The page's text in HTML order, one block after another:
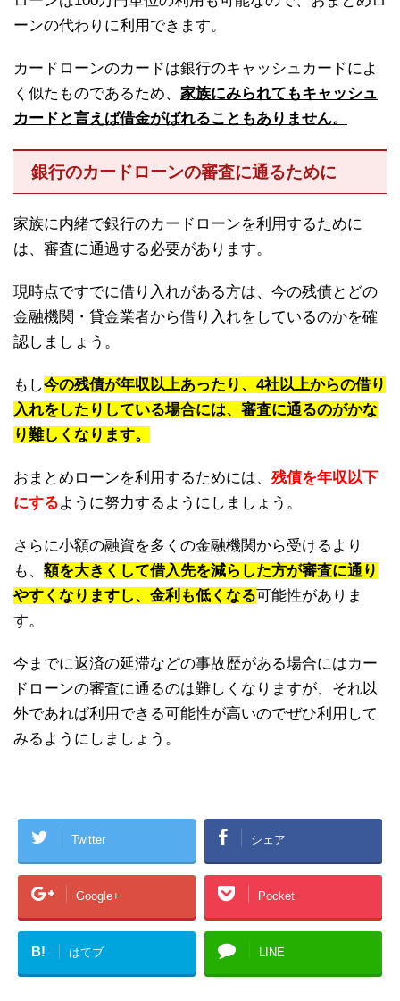
ーンの代わりに利用できます。
カードローンのカードは銀行のキャッシュカードによ
く似たものであるため、 家族にみられてもキャッシュ
カードと言えば借金がばれることもありません。
銀行のカードローンの審査に通るために
家族に内緒で銀行のカードローンを利用するために
は、審査に通過する必要があります。
現時点ですでに借り入れがある方は、今の残債とどの
金融機関・貸金業者から借り入れをしているのかを確
認しましょう。
もし今の残債が年収以上あったり、4社以上からの借り
入れをしたりしている場合には、審査に通るのがかな
り難しくなります。
おまとめローンを利用するためには、 残債を年収以下
にするように努力するようにしましょう。
さらに小額の融資を多くの金融機関から受けるより
も、 額を大きくして借入先を減らした方が審査に通り
やすくなりますし、金利も低くなる可能性がありま
す。
今までに返済の延滞などの事故歴がある場合にはカー
ドローンの審査に通るのは難しくなりますが、それ以
外であれば利用できる可能性が高いのでぜひ利用して
みるようにしましょう。
Twitter シェア
Google+ Pocket
B! はてブ LINE